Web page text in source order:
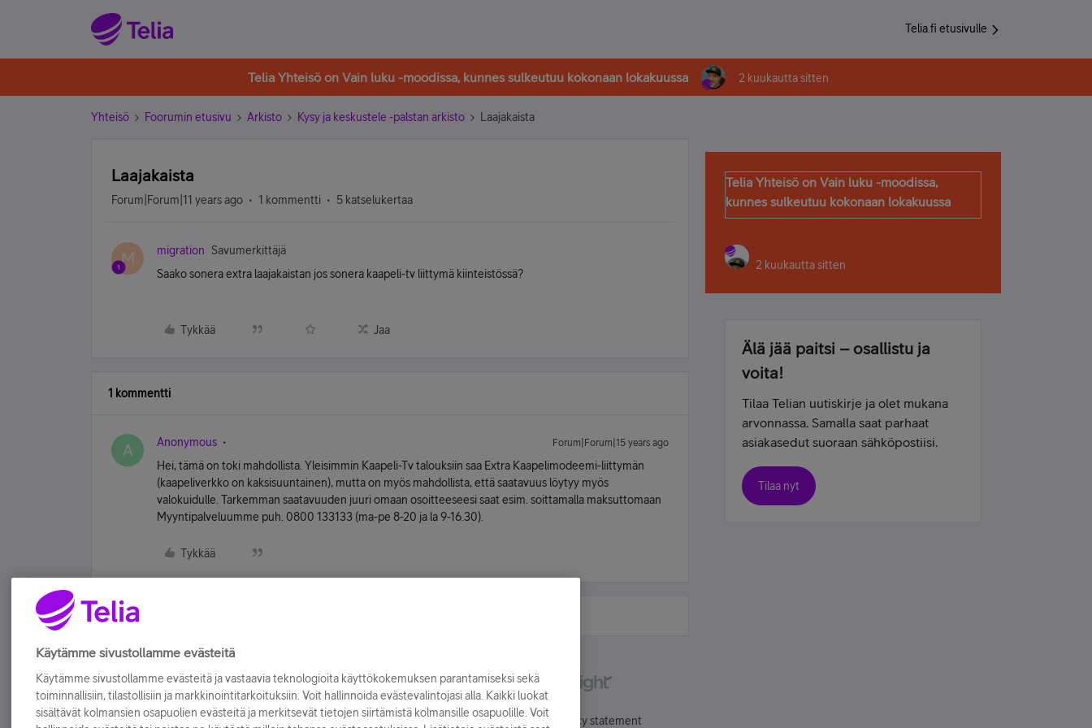
Telia.fi etusivulle
Telia Yhteisö on Vain luku -moodissa, kunnes sulkeutuu kokonaan lokakuussa 2 kuukautta sitten
Yhteisö Foorumin etusivu Arkisto Kysy ja keskustele -palstan arkisto Laajakaista
Laajakaista
Forum|Forum|11 years ago 1 kommentti 5 katselukertaa
M migration
Savumerkittäjä
Saako sonera extra laajakaistan jos sonera kaapeli-tv liittymä kiinteistössä?
Tykkää Jaa
1 kommentti
A Anonymous Forum|Forum|15 years ago
Hei, tämä on toki mahdollista. Yleisimmin Kaapeli-Tv talouksiin saa Extra Kaapelimodeemi-liittymän
(kaapeliverkko on kaksisuuntainen), mutta on myös mahdollista, että saatavuus löytyy myös
valokuidulle. Tarkemman saatavuuden juuri omaan osoitteeseesi saat esim. soittamalla maksuttomaan
Myyntipalveluumme puh. 0800 133133 (ma-pe 8-20 ja la 9-16.30).
Tykkää
Telia Yhteisö on Vain luku -moodissa,
kunnes sulkeutuu kokonaan lokakuussa
2 kuukautta sitten
Älä jää paitsi – osallistu ja
voita!
Tilaa Telian uutiskirje ja olet mukana
arvonnassa. Samalla saat parhaat
asiakasedut suoraan sähköpostiisi.
Tilaa nyt
Käyttöehdot Accessibility statement
Käytämme sivustollamme evästeitä
Käytämme sivustollamme evästeitä ja vastaavia teknologioita käyttökokemuksen parantamiseksi sekä
toiminnallisiin, tilastollisiin ja markkinointitarkoituksiin. Voit hallinnoida evästevalintojasi alla. Kaikki luokat
sisältävät kolmansien osapuolien evästeitä ja merkitsevät tietojen siirtämistä kolmansille osapuolille. Voit